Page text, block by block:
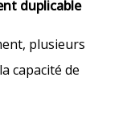
duplicable
plusieurs
capacité de